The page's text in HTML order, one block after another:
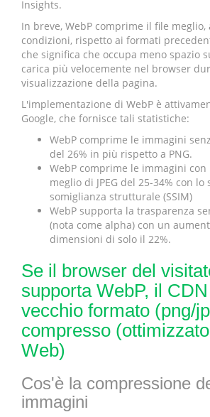
Insights.
In breve, WebP comprime il file
condizioni, rispetto ai formati
che significa che occupa meno spazio
carica più velocemente nel browser
visualizzazione della pagina.
L'implementazione di WebP è
Google, che fornisce tali statistiche:
WebP comprime le immagini
del 26% in più rispetto a PNG.
WebP comprime le immagini
meglio di JPEG del 25-34% con
somiglianza strutturale (SSIM)
WebP supporta la trasparenza
(nota come alpha) con un
dimensioni di solo il 22%.
Se il browser del
supporta WebP, il
vecchio formato (png/
compresso
Web)
Cos'è la compressione
immagini